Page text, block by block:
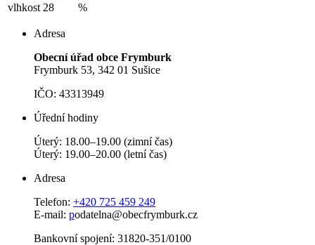
vlhkost 28 %
Adresa
Obecní úřad obce Frymburk
Frymburk 53, 342 01 Sušice
IČO: 43313949
Úřední hodiny
Úterý: 18.00–19.00 (zimní čas)
Úterý: 19.00–20.00 (letní čas)
Adresa
Telefon: +420 725 459 249
E-mail: podatelna@obecfrymburk.cz
Bankovní spojení: 31820-351/0100